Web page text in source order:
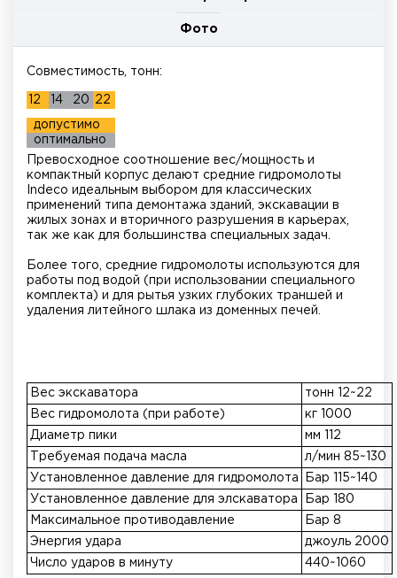
Фото
Совместимость, тонн:
12 14 20 22
допустимо
оптимально
Превосходное соотношение вес/мощность и
компактный корпус делают средние гидромолоты
Indeco идеальным выбором для классических
применений типа демонтажа зданий, экскавации в
жилых зонах и вторичного разрушения в карьерах,
так же как для большинства специальных задач.
Более того, средние гидромолоты используются для
работы под водой (при использовании специального
комплекта) и для рытья узких глубоких траншей и
удаления литейного шлака из доменных печей.
Вес экскаватора
тонн 12~22
Вес гидромолота (при работе)
кг 1000
Диаметр пики
мм 112
Требуемая подача масла
л/мин 85~130
Установленное давление для гидромолота
Бар 115~140
Установленное давление для элскаватора
Бар 180
Максимальное противодавление
Бар 8
Энергия удара
джоуль 2000
Число ударов в минуту
440~1060